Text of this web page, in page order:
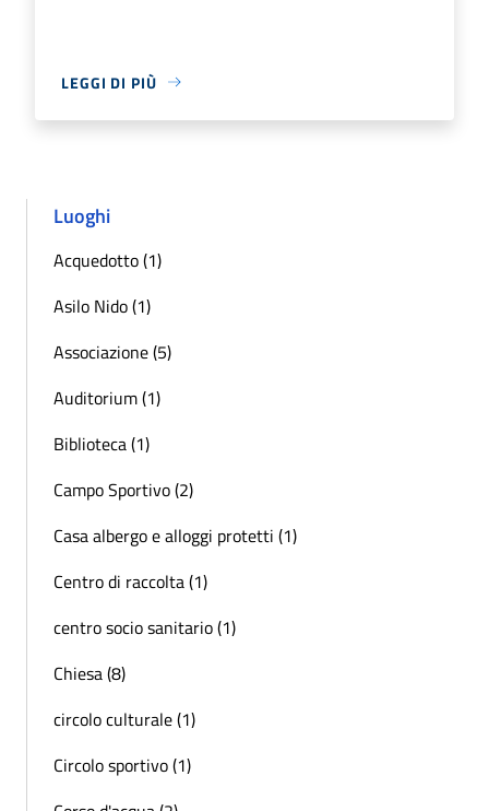
LEGGI DI PIÙ
Luoghi
Acquedotto (1)
Asilo Nido (1)
Associazione (5)
Auditorium (1)
Biblioteca (1)
Campo Sportivo (2)
Casa albergo e alloggi protetti (1)
Centro di raccolta (1)
centro socio sanitario (1)
Chiesa (8)
circolo culturale (1)
Circolo sportivo (1)